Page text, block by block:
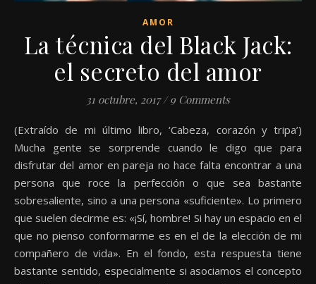
AMOR
La técnica del Black Jack:
el secreto del amor
31 octubre, 2017 / 9 Comments
(Extraído de mi último libro, ‘Cabeza, corazón y tripa’)
Mucha gente se sorprende cuando le digo que para
disfrutar del amor en pareja no hace falta encontrar a una
persona que roce la perfección o que sea bastante
sobresaliente, sino a una persona «suficiente». Lo primero
que suelen decirme es: «¡Sí, hombre! Si hay un espacio en el
que no pienso conformarme es en el de la elección de mi
compañero de vida». En el fondo, esta respuesta tiene
bastante sentido, especialmente si asociamos el concepto